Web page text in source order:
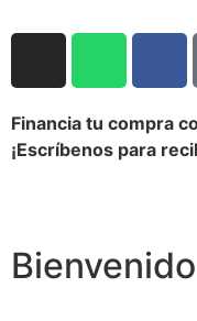
Financia tu compra
¡Escríbenos para